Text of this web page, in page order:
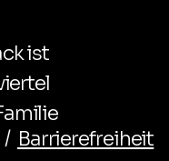
ist
/ Barrierefreiheit